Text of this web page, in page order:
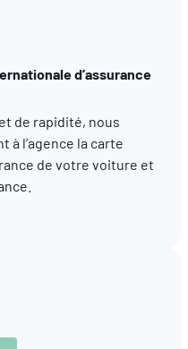
d’assurance
de rapidité, nous
l’agence la carte
de votre voiture et